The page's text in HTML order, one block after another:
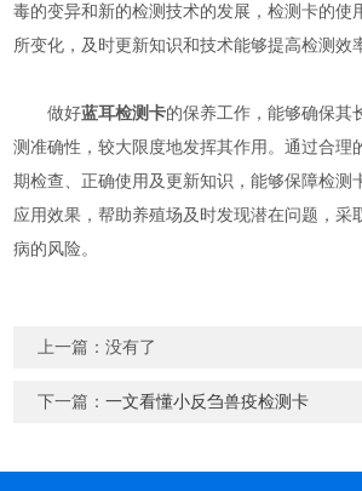
毒的变异和新的检测技术的发展，检测卡的
所变化，及时更新知识和技术能够提高检测效率
做好蓝耳检测卡的保养工作，能够确保其
测准确性，较大限度地发挥其作用。通过合理的
期检查、正确使用及更新知识，能够保障
应用效果，帮助养殖场及时发现潜在问题，
病的风险。
上一篇：没有了
下一篇：一文看懂小反刍兽疫检测卡